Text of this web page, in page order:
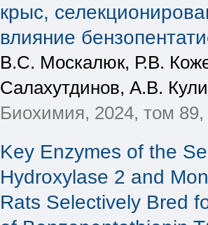
крыс,
влияние
В.С. Москалюк, Р.В.
Салахутдинов, А.В.
Биохимия, 2024, том
Key Enzymes of the
Hydroxylase 2 and
Rats Selectively Bred